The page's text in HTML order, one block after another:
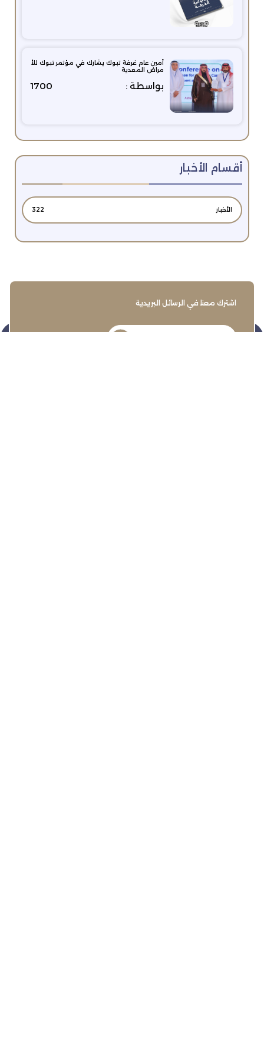
أمين عام غرفة تبوك يشارك في مؤتمر تبوك للأ
مراض المعدية
بواسطة : 1700
أقسام الأخبار
الأخبار 322
اشترك معنا في الرسائل البريدية